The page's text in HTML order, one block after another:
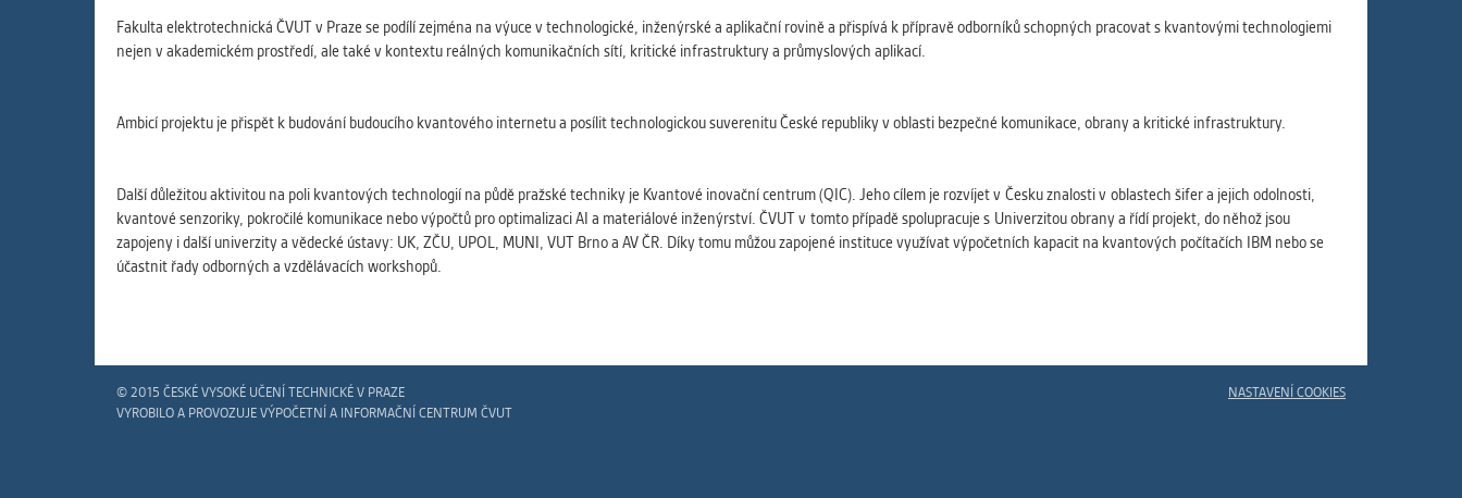
Fakulta elektrotechnická ČVUT v Praze se podílí zejména na výuce v technologické, inženýrské a aplikační rovině a přispívá k přípravě odborníků schopných pracovat s kvantovými technologiemi
nejen v akademickém prostředí, ale také v kontextu reálných komunikačních sítí, kritické infrastruktury a průmyslových aplikací.
Ambicí projektu je přispět k budování budoucího kvantového internetu a posílit technologickou suverenitu České republiky v oblasti bezpečné komunikace, obrany a kritické infrastruktury.
Další důležitou aktivitou na poli kvantových technologií na půdě pražské techniky je Kvantové inovační centrum (QIC). Jeho cílem je rozvíjet v Česku znalosti v oblastech šifer a jejich odolnosti,
kvantové senzoriky, pokročilé komunikace nebo výpočtů pro optimalizaci AI a materiálové inženýrství. ČVUT v tomto případě spolupracuje s Univerzitou obrany a řídí projekt, do něhož jsou
zapojeny i další univerzity a vědecké ústavy: UK, ZČU, UPOL, MUNI, VUT Brno a AV ČR. Díky tomu můžou zapojené instituce využívat výpočetních kapacit na kvantových počítačích IBM nebo se
účastnit řady odborných a vzdělávacích workshopů.
NASTAVENÍ COOKIES
© 2015 ČESKÉ VYSOKÉ UČENÍ TECHNICKÉ V PRAZE
VYROBILO A PROVOZUJE VÝPOČETNÍ A INFORMAČNÍ CENTRUM ČVUT